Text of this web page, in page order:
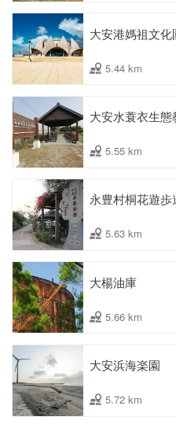
大安港媽祖文化
5.44 km
大安水蓑衣生態
5.55 km
永豊村桐花遊歩
5.63 km
大楊油庫
5.66 km
大安浜海楽園
5.72 km